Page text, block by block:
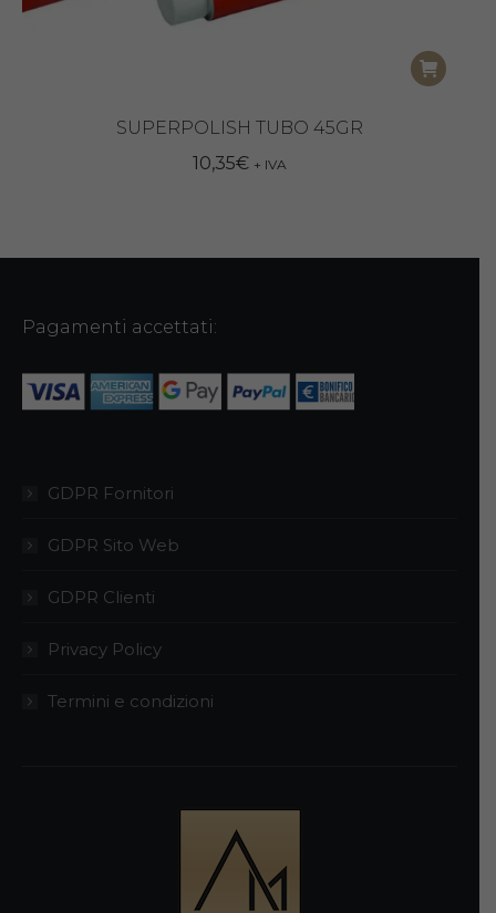
SUPERPOLISH TUBO 45GR
10,35€ + IVA
Pagamenti accettati:
GDPR Fornitori
GDPR Sito Web
GDPR Clienti
Privacy Policy
Termini e condizioni